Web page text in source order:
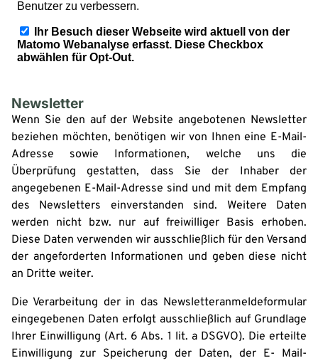
Newsletter
Wenn Sie den auf der Website angebotenen Newsletter
beziehen möchten, benötigen wir von Ihnen eine E-Mail-
Adresse sowie Informationen, welche uns die
Überprüfung gestatten, dass Sie der Inhaber der
angegebenen E-Mail-Adresse sind und mit dem Empfang
des Newsletters einverstanden sind. Weitere Daten
werden nicht bzw. nur auf freiwilliger Basis erhoben.
Diese Daten verwenden wir ausschließlich für den Versand
der angeforderten Informationen und geben diese nicht
an Dritte weiter.
Die Verarbeitung der in das Newsletteranmeldeformular
eingegebenen Daten erfolgt ausschließlich auf Grundlage
Ihrer Einwilligung (Art. 6 Abs. 1 lit. a DSGVO). Die erteilte
Einwilligung zur Speicherung der Daten, der E- Mail-